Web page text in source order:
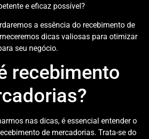
e eficaz possível?
a essência do recebimento de
dicas valiosas para otimizar
seu negócio.
recebimento
nas dicas, é essencial entender o
de mercadorias. Trata-se do